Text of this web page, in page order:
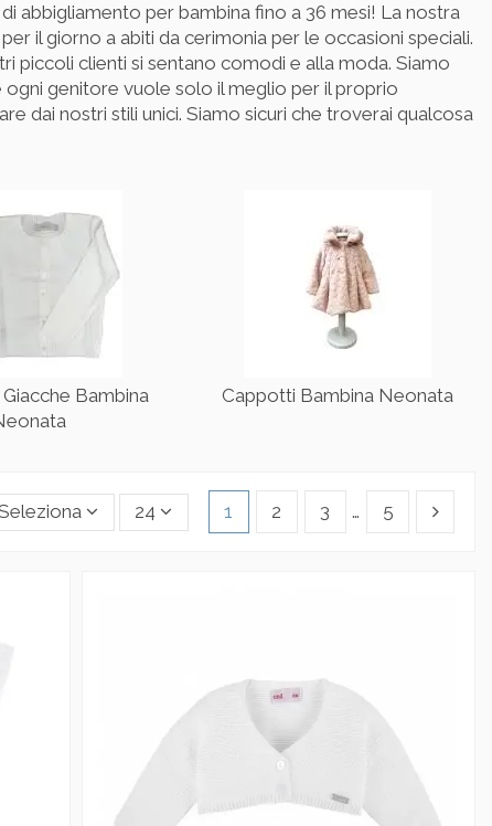
abbigliamento per bambina fino a 36 mesi! La nostra
il giorno a abiti da cerimonia per le occasioni speciali.
piccoli clienti si sentano comodi e alla moda. Siamo
genitore vuole solo il meglio per il proprio
dai nostri stili unici. Siamo sicuri che troverai qualcosa
Bambina
Cappotti Bambina Neonata
24 1 2 3 … 5